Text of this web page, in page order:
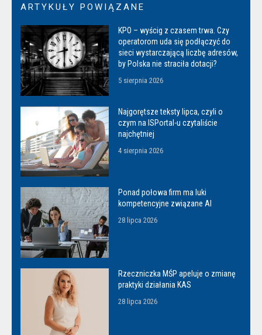
ARTYKUŁY POWIĄZANE
KPO – wyścig z czasem trwa. Czy
operatorom uda się podłączyć do
sieci wystarczającą liczbę adresów,
by Polska nie straciła dotacji?
5 sierpnia 2026
Najgorętsze teksty lipca, czyli o
czym na ISPortal-u czytaliście
najchętniej
4 sierpnia 2026
Ponad połowa firm ma luki
kompetencyjne związane AI
28 lipca 2026
Rzeczniczka MŚP apeluje o zmianę
praktyki działania KAS
28 lipca 2026